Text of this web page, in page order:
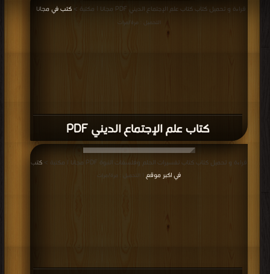
كتاب علم الإجتماع الديني PDF
قراءة و تحميل كتاب كتاب علم الإجتماع الديني PDF مجانا | مكتبة > كتب في مجانا
التحميل : مرة/مرات
قراءة و تحميل كتاب كتاب تفسيرات الحلم وفلسفات النبوة PDF مجانا | مكتبة >
كتب
في اكبر موقع
| التحميل : مرة/مرات